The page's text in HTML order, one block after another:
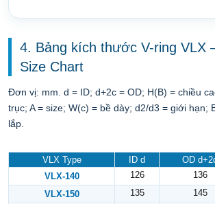
4. Bảng kích thước V-ring VLX
Size Chart
Đơn vị: mm. d = ID; d+2c = OD; H(B) = chiều
trục; A = size; W(c) = bề dày; d2/d3 = giới hạn;
lắp.
VLX Type ID d OD
VLX-140
126 136
VLX-150
135 145